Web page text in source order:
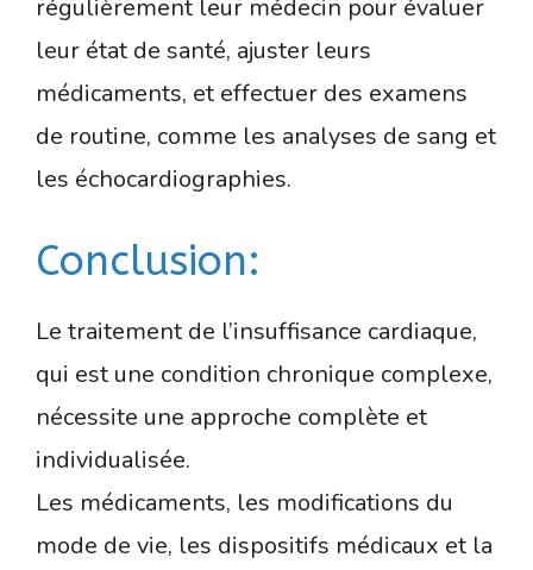
régulièrement leur médecin pour évaluer
leur état de santé, ajuster leurs
médicaments, et effectuer des examens
de routine, comme les analyses de sang et
les échocardiographies.
Conclusion:
Le traitement de l’insuffisance cardiaque,
qui est une condition chronique complexe,
nécessite une approche complète et
individualisée.
Les médicaments, les modifications du
mode de vie, les dispositifs médicaux et la